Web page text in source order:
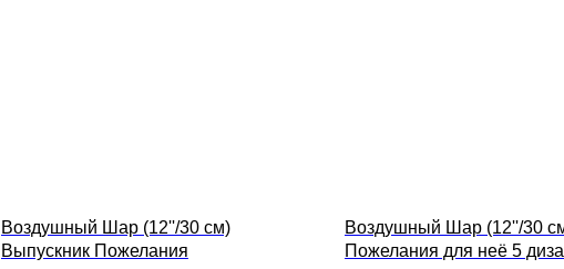
Воздушный Шар (12''/30 см)
Выпускник Пожелания
Воздушный Шар (12''/30
Пожелания для неё 5